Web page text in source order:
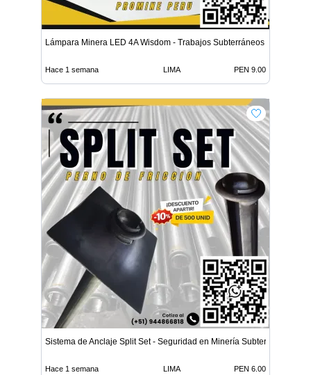
Lámpara Minera LED 4A Wisdom - Trabajos Subterráneos
Hace 1 semana LIMA PEN 9.00
Sistema de Anclaje Split Set - Seguridad en Minería Subterrá
Hace 1 semana LIMA PEN 6.00